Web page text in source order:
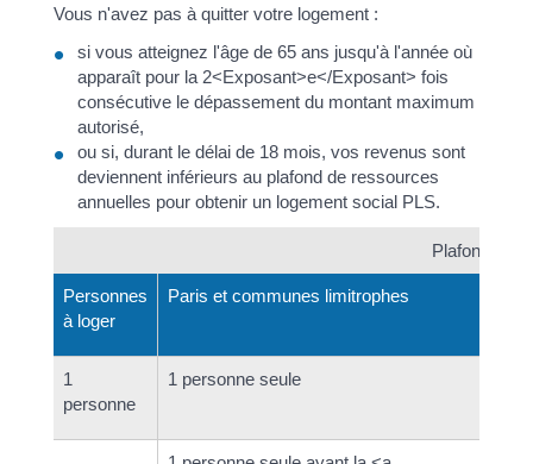
Vous n'avez pas à quitter votre logement :
si vous atteignez l'âge de 65 ans jusqu'à l'année où
apparaît pour la 2<Exposant>e</Exposant> fois
consécutive le dépassement du montant maximum
autorisé,
ou si, durant le délai de 18 mois, vos revenus sont
deviennent inférieurs au plafond de ressources
annuelles pour obtenir un logement social PLS.
Plafond de
Personnes
à loger
Paris et communes limitrophes
1
personne
1 personne seule